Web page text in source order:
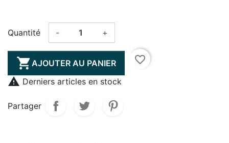
Quantité - +
AJOUTER AU PANIER
favorite_border
 Derniers articles en stock
Partager